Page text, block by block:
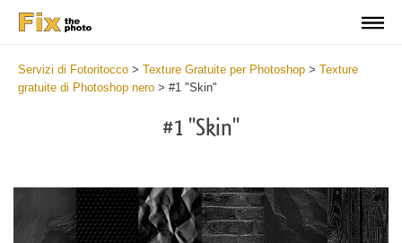
Servizi di Fotoritocco > Texture Gratuite per Photoshop > Texture
gratuite di Photoshop nero > #1 "Skin"
#1 "Skin"